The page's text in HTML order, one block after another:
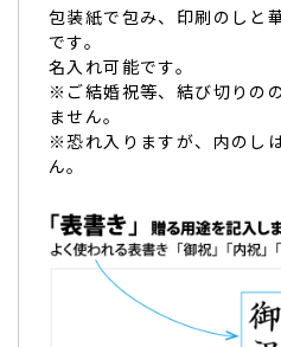
包装紙で包み、印刷のしと
です。
名入れ可能です。
※ご結婚祝等、結び切りの
ません。
※恐れ入りますが、内のし
ん。